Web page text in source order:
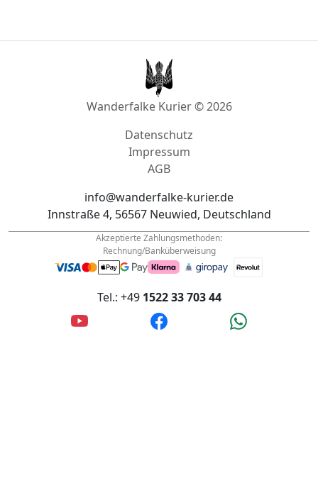
Wanderfalke Kurier © 2026
Datenschutz
Impressum
AGB
info@wanderfalke-kurier.de
Innstraße 4, 56567 Neuwied, Deutschland
Akzeptierte Zahlungsmethoden:
Rechnung/Banküberweisung
Tel.: +49 1522 33 703 44